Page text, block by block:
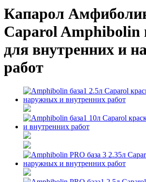
Капарол
Caparol Amphibolin
для внутренних и
работ